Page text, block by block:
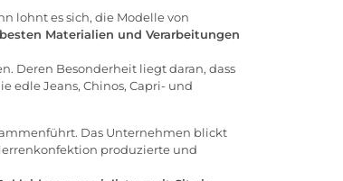
lohnt es sich, die Modelle von
besten Materialien und Verarbeitungen
Deren Besonderheit liegt daran, dass
edle Jeans, Chinos, Capri- und
Das Unternehmen blickt
produzierte und